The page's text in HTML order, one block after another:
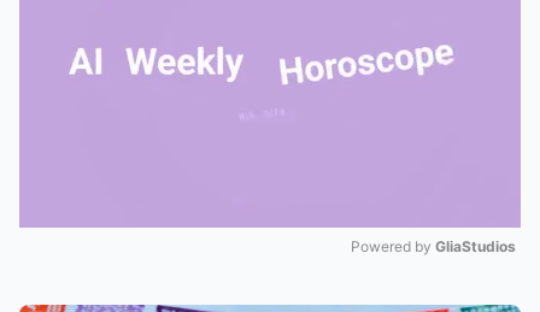
Powered by GliaStudios